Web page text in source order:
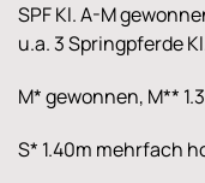
SPF Kl. A-M
u.a. 3 Springpferde
M* gewonnen, M**
S* 1.40m mehrfach